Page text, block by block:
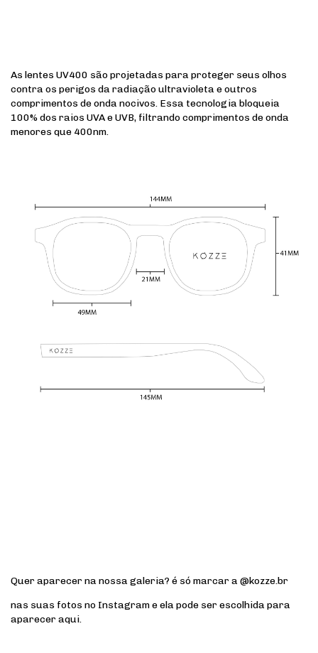
As lentes UV400 são projetadas para proteger seus olhos
contra os perigos da radiação ultravioleta e outros
comprimentos de onda nocivos. Essa tecnologia bloqueia
100% dos raios UVA e UVB, filtrando comprimentos de onda
menores que 400nm.
Quer aparecer na nossa galeria? é só marcar a @kozze.br
nas suas fotos no Instagram e ela pode ser escolhida para
aparecer aqui.